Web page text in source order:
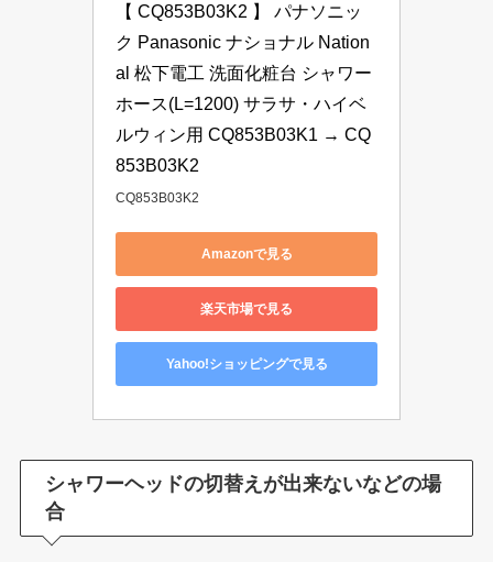
【 CQ853B03K2 】 パナソニッ
ク Panasonic ナショナル Nation
al 松下電工 洗面化粧台 シャワー
ホース(L=1200) サラサ・ハイベ
ルウィン用 CQ853B03K1 → CQ
853B03K2
CQ853B03K2
Amazonで見る
楽天市場で見る
Yahoo!ショッピングで見る
シャワーヘッドの切替えが出来ないなどの場
合